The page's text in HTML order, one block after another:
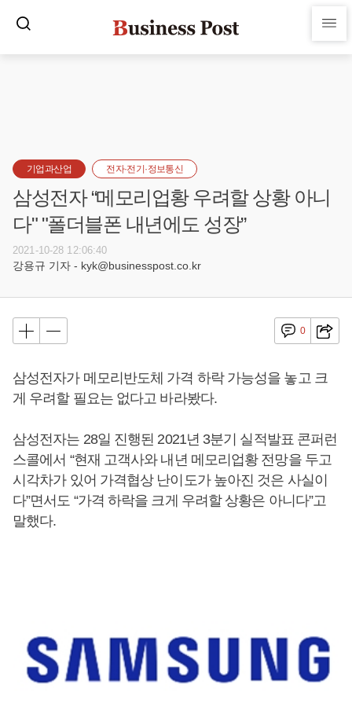
기업과산업 전자·전기·정보통신
삼성전자 “메모리업황 우려할 상황 아니
다" "폴더블폰 내년에도 성장”
2021-10-28 12:06:40
강용규 기자 - kyk@businesspost.co.kr
0
삼성전자가 메모리반도체 가격 하락 가능성을 놓고 크
게 우려할 필요는 없다고 바라봤다.
삼성전자는 28일 진행된 2021년 3분기 실적발표 콘퍼런
스콜에서 “현재 고객사와 내년 메모리업황 전망을 두고
시각차가 있어 가격협상 난이도가 높아진 것은 사실이
다”면서도 “가격 하락을 크게 우려할 상황은 아니다”고
말했다.